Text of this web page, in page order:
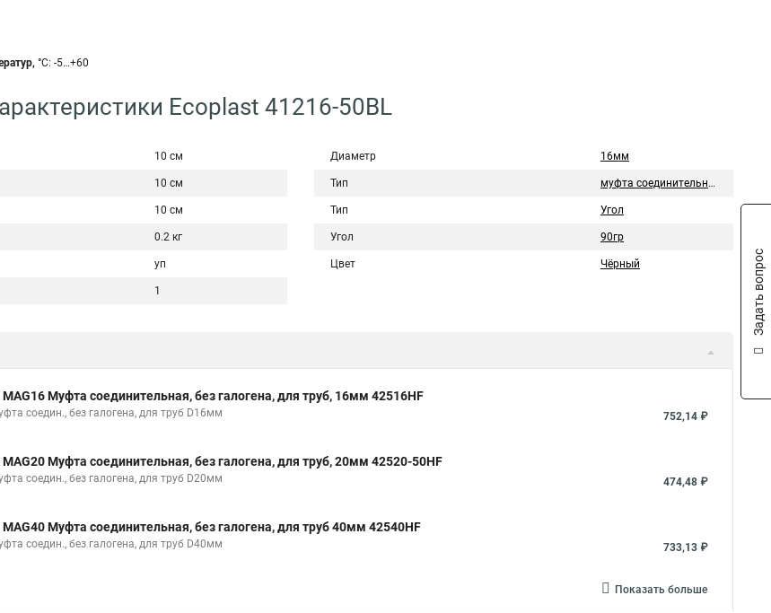
°С: -5…+60
Ecoplast 41216-50BL
10 см
10 см
10 см
0.2 кг
уп
1
Диаметр 16мм
Тип муфта соединительная
Тип Угол
Угол 90гр
Цвет Чёрный
Муфта соединительная, без галогена, для труб, 16мм 42516HF
соедин., без галогена, для труб D16мм 752,14 ₽
Муфта соединительная, без галогена, для труб, 20мм 42520-50HF
соедин., без галогена, для труб D20мм 474,48 ₽
Муфта соединительная, без галогена, для труб 40мм 42540HF
соедин., без галогена, для труб D40мм 733,13 ₽
Показать больше
Задать вопрос